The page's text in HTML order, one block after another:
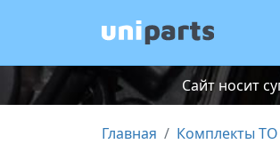
Сайт носит
Главная Комплекты ТО